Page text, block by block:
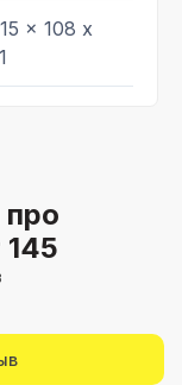
x 108 x